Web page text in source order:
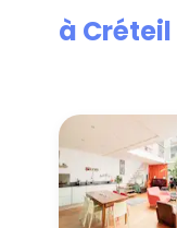
à Créteil